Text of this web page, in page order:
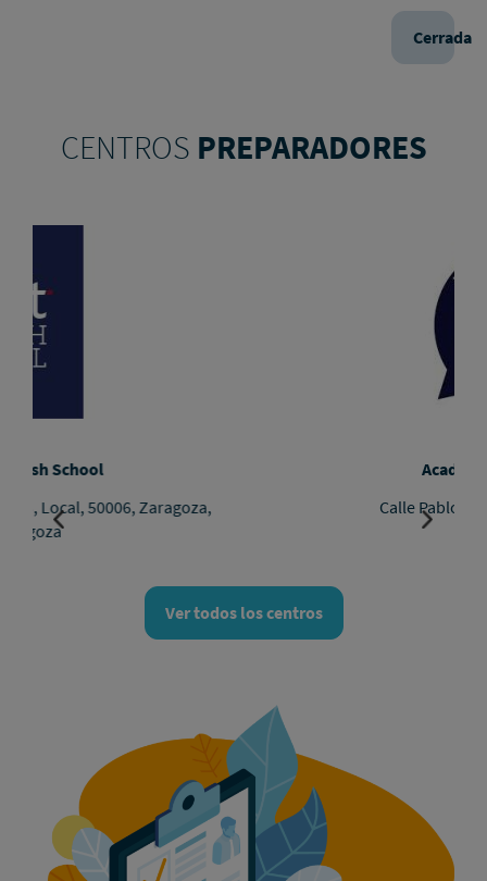
Cerrada
CENTROS PREPARADORES
Calle Pablo Neruda, 8, 50018, Zaragoza, Zaragoza
Ver todos los centros